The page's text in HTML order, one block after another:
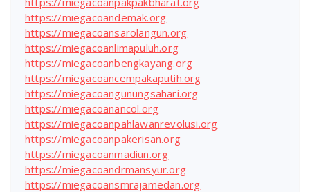
https://miegacoandemak.org
https://miegacoansarolangun.org
https://miegacoanlimapuluh.org
https://miegacoanbengkayang.org
https://miegacoancempakaputih.org
https://miegacoangunungsahari.org
https://miegacoanancol.org
https://miegacoanpahlawanrevolusi.org
https://miegacoanpakerisan.org
https://miegacoanmadiun.org
https://miegacoandrmansyur.org
https://miegacoansmrajamedan.org